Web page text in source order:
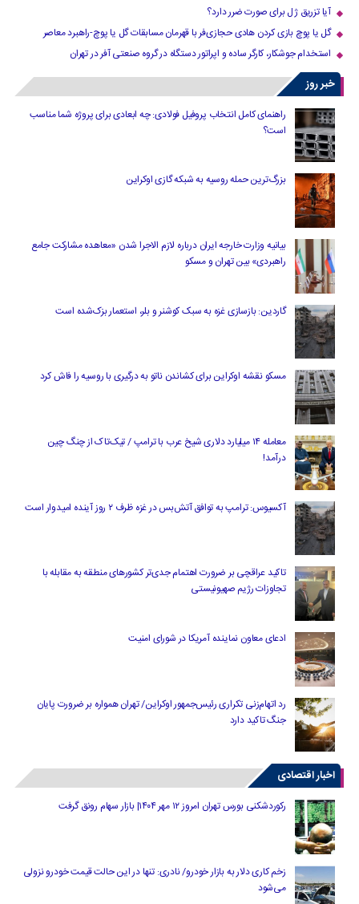
آیا تزریق ژل برای صورت ضرر دارد​؟
گل یا پوچ بازی کردن هادی حجازی‌فر با قهرمان مسابقات گل یا پوچ-راهبرد معاصر
استخدام جوشکار، کارگر ساده و اپراتور دستگاه در گروه صنعتی آفر در تهران
خبر روز
راهنمای کامل انتخاب پروفیل فولادی: چه ابعادی برای پروژه شما مناسب
است؟
بزرگ‌ترین حمله روسیه به شبکه گازی اوکراین
بیانیه وزارت خارجه ایران درباره لازم‌ الاجرا شدن «معاهده مشارکت جامع
راهبردی» بین تهران و مسکو
گاردین: بازسازی غزه به سبک کوشنر و بلر، استعمار بزک‌شده است
مسکو نقشه اوکراین برای کشاندن ناتو به درگیری با روسیه را فاش کرد
معامله ۱۴ میلیارد دلاری شیخ عرب با ترامپ / تیک‌تاک از چنگ چین
درآمد!
آکسیوس: ترامپ به توافق آتش‌بس در غزه ظرف ۲ روز آینده امیدوار است
تاکید عراقچی بر ضرورت اهتمام جدی‌تر کشورهای منطقه به مقابله با
تجاوزات رژیم صهیونیستی
ادعای معاون نماینده آمریکا در شورای امنیت
رد اتهام‌زنی تکراری رئیس‌جمهور اوکراین/ تهران همواره بر ضرورت پایان
جنگ تاکید دارد
اخبار اقتصادی
رکوردشکنی بورس تهران امروز ۱۲ مهر ۱۴۰۴| بازار سهام رونق گرفت
زخم کاری دلار به بازار خودرو/ نادری: تنها در این حالت قیمت خودرو نزولی
می‌شود